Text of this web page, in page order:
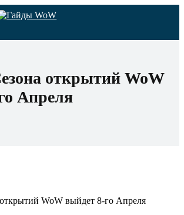
открытий WoW
Апреля